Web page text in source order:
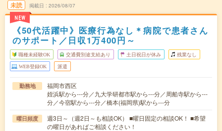
未読
NEW
掲載日 2026/08/07
《50代活躍中》医療行為なし＊病院で患者さん
のサポート／日収1万400円～
職種未経験OK 交通費別途支給あり 土日祝日が休み 残業なし
WEB登録OK 派遣
勤務地
福岡市西区
姪浜駅から---分／九大学研都市駅から---分／周船寺駅から---
分／今宿駅から---分／橋本(福岡県)駅から---分
曜日頻度
週3日～（週2日～も相談OK） ■曜日固定の相談OK！ ■希望
の曜日があればご相談ください！